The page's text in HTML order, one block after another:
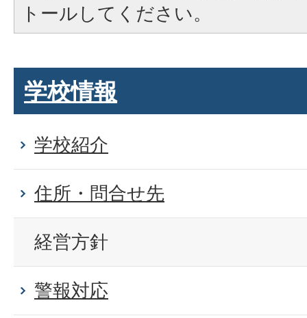
トールしてください。
学校情報
学校紹介
住所・問合せ先
経営方針
警報対応